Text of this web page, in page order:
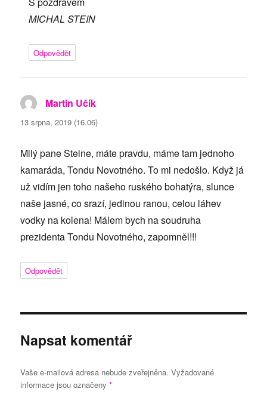
MICHAL STEIN
Odpovědět
Martin Učík
13 srpna, 2019 (16.06)
Milý pane Steine, máte pravdu, máme tam jednoho
kamaráda, Tondu Novotného. To mi nedošlo. Když já
už vidím jen toho našeho ruského bohatýra, slunce
naše jasné, co srazí, jedinou ranou, celou láhev
vodky na kolena! Málem bych na soudruha
prezidenta Tondu Novotného, zapomněl!!!
Odpovědět
Napsat komentář
Vaše e-mailová adresa nebude zveřejněna. Vyžadované
informace jsou označeny*